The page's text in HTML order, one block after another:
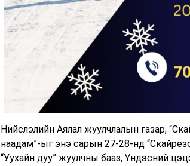
Нийслэлийн Аялал жуулчлалын газар,
наадам”-ыг энэ сарын 27-28-нд
“Уухайн дуу” жуулчны бааз, Үндэсний